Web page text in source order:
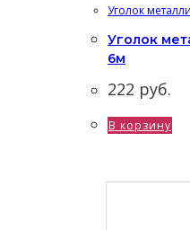
Уголок
Уголок
6м
222 руб.
В корзину